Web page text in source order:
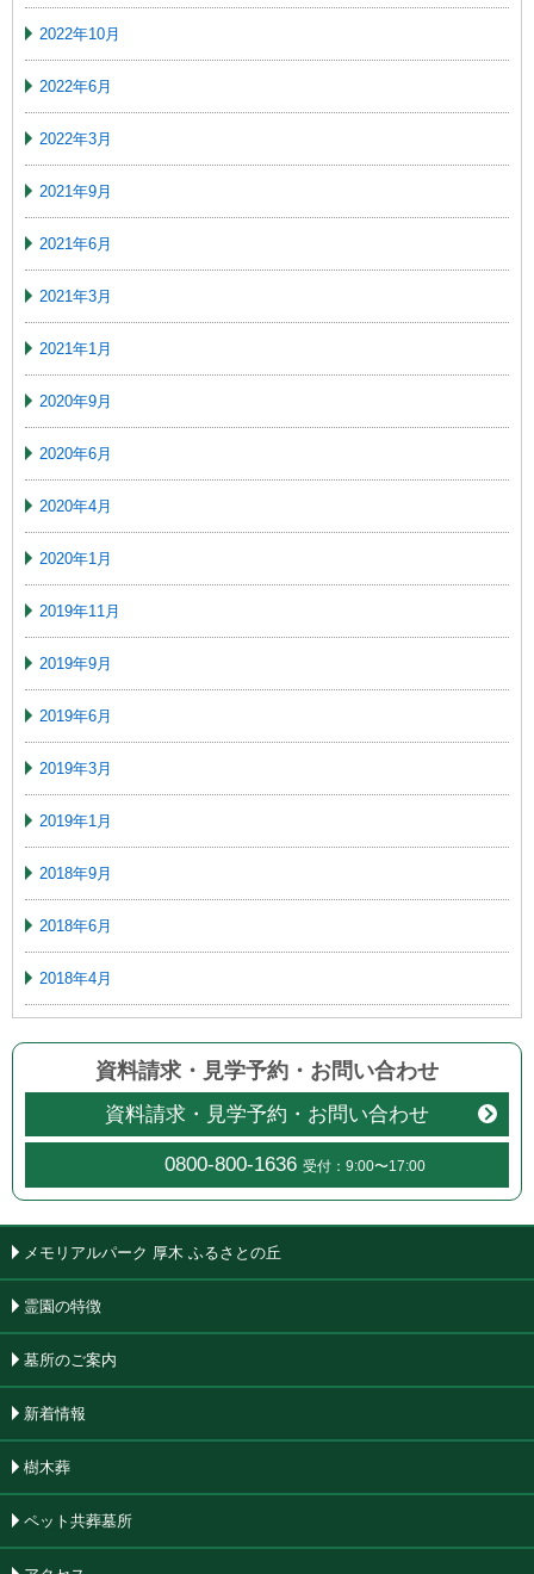
2022年10月
2022年6月
2022年3月
2021年9月
2021年6月
2021年3月
2021年1月
2020年9月
2020年6月
2020年4月
2020年1月
2019年11月
2019年9月
2019年6月
2019年3月
2019年1月
2018年9月
2018年6月
2018年4月
資料請求・見学予約 ・ お問い合わせ
資料請求・見学予約・お問い合わせ
0800-800-1636 受付：9:00〜17:00
メモリアルパーク 厚木 ふるさとの丘
霊園の特徴
墓所のご案内
新着情報
樹木葬
ペット共葬墓所